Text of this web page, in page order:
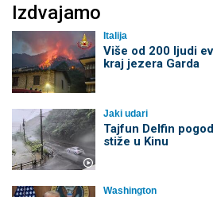
Izdvajamo
Italija
Više od 200 ljudi
kraj jezera Garda
Jaki udari
Tajfun Delfin
stiže u Kinu
Washington